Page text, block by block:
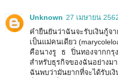
Unknown 27 เมษายน
คำยืนยันว่าฉันจะรับเงินกู้จ
เป็นแม่คนเดียว
คือนางรู ธ ปิ่นทองจากกรุง
สำหรับธุรกิจของฉันอย่างม
ฉันพบว่ามันยากที่จะได้รับ